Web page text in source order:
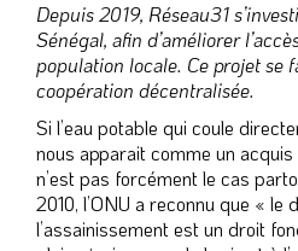
Depuis 2019, Réseau31
Sénégal, afin d’améliorer
population locale. Ce projet se
coopération décentralisée.
Si l’eau potable qui coule
nous apparait comme un acquis
n’est pas forcément le cas
2010, l’ONU a reconnu que « le
l’assainissement est un droit